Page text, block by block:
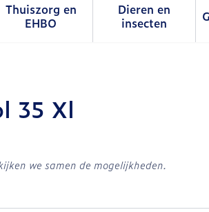
categorie
voor Natuur geneeskunde
Thuiszorg en
EHBOToon submenu voor
Dieren en
insecten
Toon
35 Xl
we samen de mogelijkheden.